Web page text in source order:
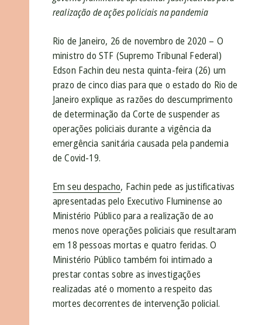
realização de ações policiais na pandemia
Rio de Janeiro, 26 de novembro de 2020 – O
ministro do STF (Supremo Tribunal Federal)
Edson Fachin deu nesta quinta-feira (26) um
prazo de cinco dias para que o estado do Rio de
Janeiro explique as razões do descumprimento
de determinação da Corte de suspender as
operações policiais durante a vigência da
emergência sanitária causada pela pandemia
de Covid-19.
Em seu despacho, Fachin pede as justificativas
apresentadas pelo Executivo Fluminense ao
Ministério Público para a realização de ao
menos nove operações policiais que resultaram
em 18 pessoas mortas e quatro feridas. O
Ministério Público também foi intimado a
prestar contas sobre as investigações
realizadas até o momento a respeito das
mortes decorrentes de intervenção policial.